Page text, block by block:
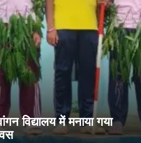
विद्यालय में मनाया गया